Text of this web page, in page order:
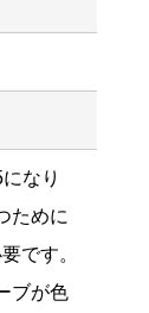
なり
ために
です。
ブが色